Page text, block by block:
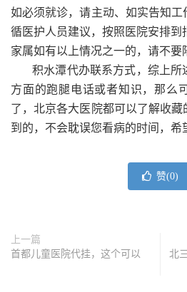
如必须就诊，请主动、如实告知
循医护人员建议，按照医院安排到
家属如有以上情况之一的，请不要
积水潭代办联系方式，综上
方面的跑腿电话或者知识，那么
了，北京各大医院都可以了解收藏
到的，不会耽误您看病的时间，希
赞(0)
上一篇
首都儿童医院代挂，这个可以
北